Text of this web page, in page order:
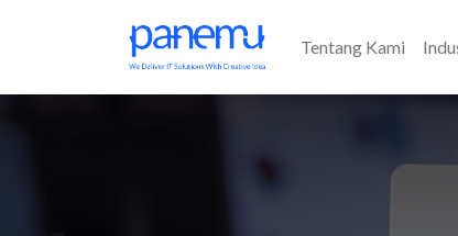
Tentang Kami